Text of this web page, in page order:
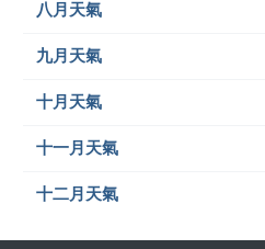
八月天氣
九月天氣
十月天氣
十一月天氣
十二月天氣